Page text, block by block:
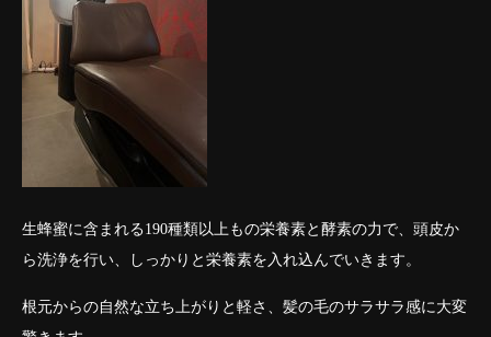
生蜂蜜に含まれる190種類以上もの栄養素と酵素の力で、頭皮か
ら洗浄を行い、しっかりと栄養素を入れ込んでいきます。
根元からの自然な立ち上がりと軽さ、髪の毛のサラサラ感に大変